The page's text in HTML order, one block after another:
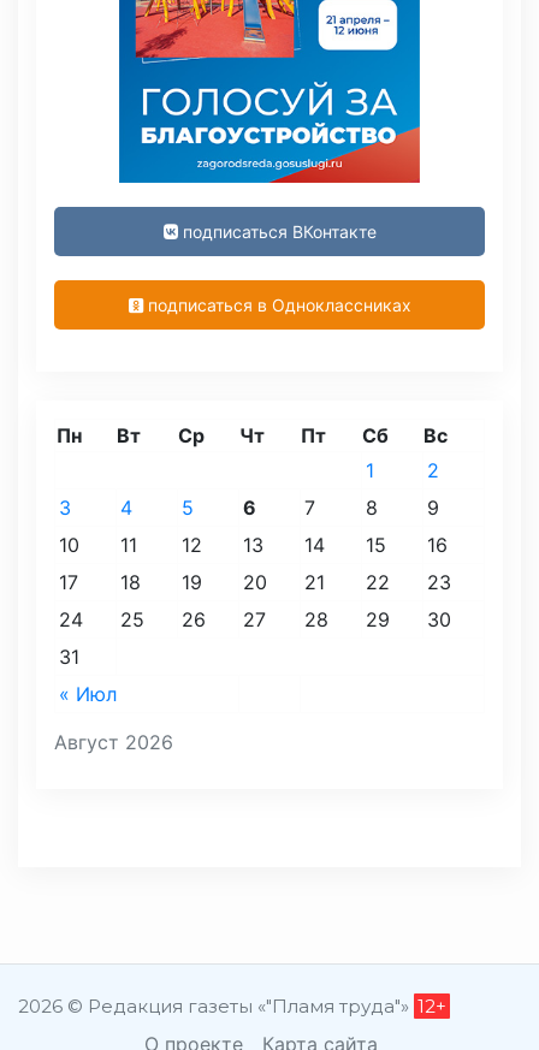
подписаться ВКонтакте
подписаться в Одноклассниках
Август 2026
Пн Вт Ср Чт Пт Сб Вс
« Июл
1
2
3
4 5 6 7 8
9
10
11 12 13 14 15
16
17
18 19 20 21 22
23
24
25 26 27 28 29
30
31
2026 © Редакция газеты «"Пламя труда"» 12+
О проекте Карта сайта